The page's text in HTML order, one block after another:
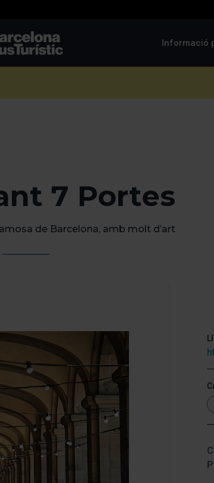
Informació
7 Portes
de Barcelona, amb molt d’art